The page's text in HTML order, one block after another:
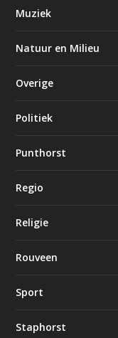
Muziek
Natuur en Milieu
Overige
Politiek
Punthorst
Regio
Religie
Rouveen
Sport
Staphorst